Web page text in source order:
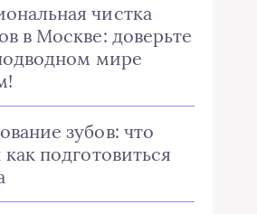
чистка
в Москве: доверьте
мире
зубов: что
подготовиться